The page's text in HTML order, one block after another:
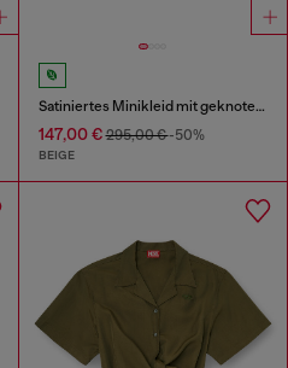
Satiniertes Minikleid mit geknotetem Oberteil
147,00 €295,00 €-50%
BEIGE